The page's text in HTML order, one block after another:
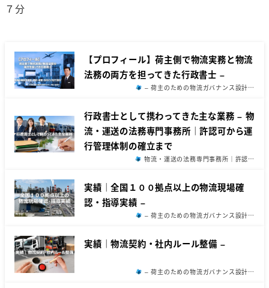
７分
【プロフィール】荷主側で物流実務と物流
法務の両方を担ってきた行政書士 –
– 荷主のための物流ガバナンス設計…
行政書士として携わってきた主な業務 – 物
流・運送の法務専門事務所｜許認可から運
行管理体制の確立まで
物流・運送の法務専門事務所｜許認…
実績｜全国１００拠点以上の物流現場確
認・指導実績 –
– 荷主のための物流ガバナンス設計…
実績｜物流契約・社内ルール整備 –
– 荷主のための物流ガバナンス設計…